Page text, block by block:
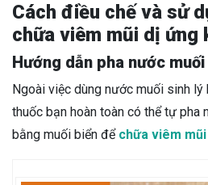
Cách điều chế và sử
chữa viêm mũi dị ứng
Hướng dẫn pha nước muối
Ngoài việc dùng nước muối sinh
thuốc bạn hoàn toàn có thể tự pha
bằng muối biển để chữa viêm